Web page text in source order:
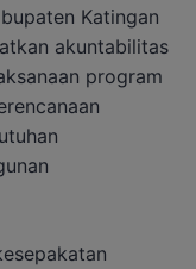
Katingan
akuntabilitas
program